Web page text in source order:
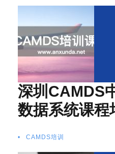
深圳CAMDS
数据系统课程
• CAMDS培训